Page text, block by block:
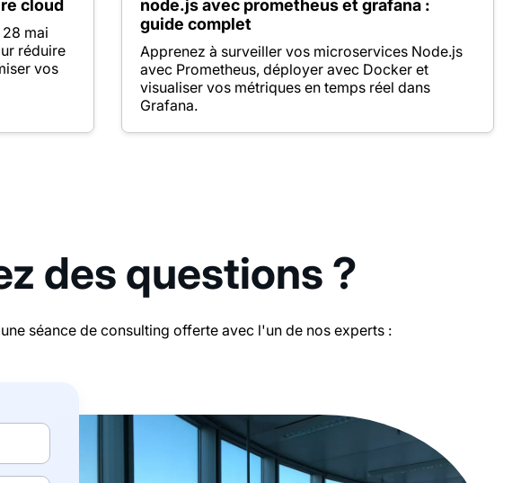
cloud
mai
réduire
vos
node.js avec prometheus et grafana :
guide complet
Apprenez à surveiller vos microservices Node.js
avec Prometheus, déployer avec Docker et
visualiser vos métriques en temps réel dans
Grafana.
des questions ?
séance de consulting offerte avec l'un de nos experts :